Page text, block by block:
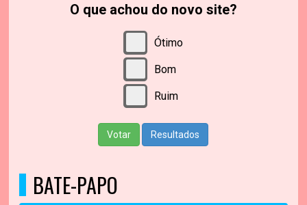
O que achou do novo site?
Ótimo
Bom
Ruim
Votar Resultados
BATE-PAPO